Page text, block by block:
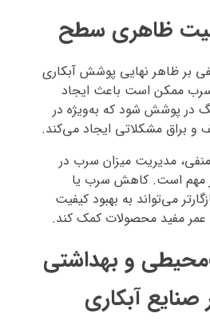
ظاهری سطح
بر ظاهر نهایی پوشش آبکاری
سرب ممکن است باعث ایجاد
در پوشش شود که به‌ویژه در
براق مشکلاتی ایجاد می‌کند.
منفی، مدیریت میزان سرب در
مهم است. کاهش سرب یا
می‌تواند به بهبود کیفیت
مفید محصولات کمک کند.
و بهداشتی
آبکاری